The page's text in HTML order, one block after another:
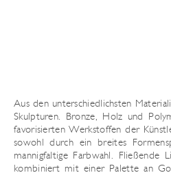
Aus den unterschiedlichsten
Skulpturen. Bronze, Holz und
favorisierten Werkstoffen der
sowohl durch ein breites
mannigfaltige Farbwahl. Fließende
kombiniert mit einer Palette an